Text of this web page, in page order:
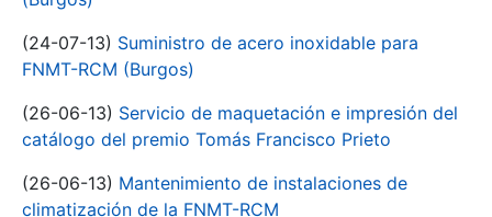
(24-07-13) Suministro de acero inoxidable para
FNMT-RCM (Burgos)
(26-06-13) Servicio de maquetación e impresión del
catálogo del premio Tomás Francisco Prieto
(26-06-13) Mantenimiento de instalaciones de
climatización de la FNMT-RCM